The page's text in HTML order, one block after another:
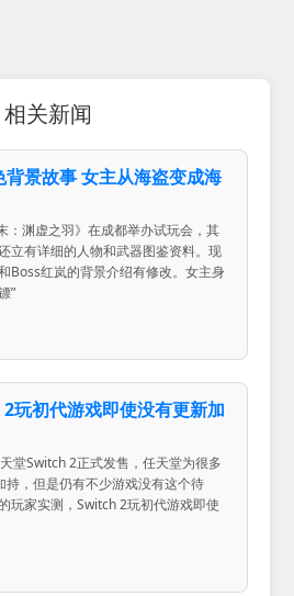
相关新闻
背景故事 女主从海盗变成海
：渊虚之羽》在成都举办试玩会，其
立有详细的人物和武器图鉴资料。现
Boss红岚的背景介绍有修改。女主身
”
玩初代游戏即使没有更新加
堂Switch 2正式发售，任天堂为很多
持，但是仍有不少游戏没有这个待
玩家实测，Switch 2玩初代游戏即使